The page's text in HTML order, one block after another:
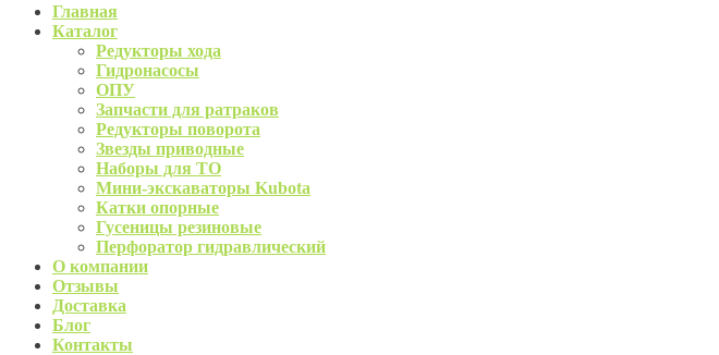
Главная
Каталог
Редукторы хода
Гидронасосы
ОПУ
Запчасти для ратраков
Редукторы поворота
Звезды приводные
Наборы для ТО
Мини-экскаваторы Kubota
Катки опорные
Гусеницы резиновые
Перфоратор гидравлический
О компании
Отзывы
Доставка
Блог
Контакты